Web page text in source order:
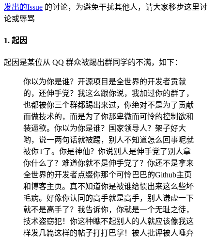
发出的Issue 的讨论，为避免干扰其他人，请大家移步这里讨
论或辱骂
1. 起因
起因是某位从 QQ 群众被踢出群同学的不满，如下：
你以为你是谁？开源项目是全世界的开发者贡献
的，还伸手党？我这么跟你说，我加过你的群了，
也都被你三个群都踢出来过，你绝对不是为了贡献
而做技术的，而是为了你那卑微而可怜的控制欲和
装逼欲。你以为你是谁？国家领导人？架子好大
哟，说一两句话就被踢，别人不知道怎么回事呢就
被你T了。你是神仙？你说别人是伸手党了别人拿
你什么了？难道你就不是伸手党了？你还不是拿来
全世界的开发者点缀你那个可怜巴巴的Github主页
和博客主页。真不知道你是被谁给惯出来这么些坏
毛病。好像你认同的高手就是高手，别人谦虚一下
就不是高手了？我告诉你，你就是一个无耻之徒，
技术盗窃犯！你这种瞧不起别人的人就应该像我这
样发几篇这样的帖子打打巴掌！被人批评被人唾弃